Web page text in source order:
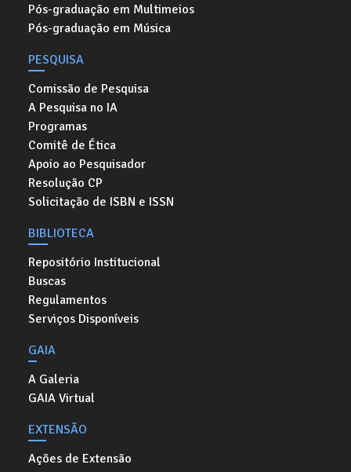
Pós-graduação em Multimeios
Pós-graduação em Música
PESQUISA
Comissão de Pesquisa
A Pesquisa no IA
Programas
Comitê de Ética
Apoio ao Pesquisador
Resolução CP
Solicitação de ISBN e ISSN
BIBLIOTECA
Repositório Institucional
Buscas
Regulamentos
Serviços Disponíveis
GAIA
A Galeria
GAIA Virtual
EXTENSÃO
Ações de Extensão